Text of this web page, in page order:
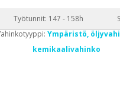
Ympäristö,
kemikaalivahinko
Työtunnit: 147 - 158h